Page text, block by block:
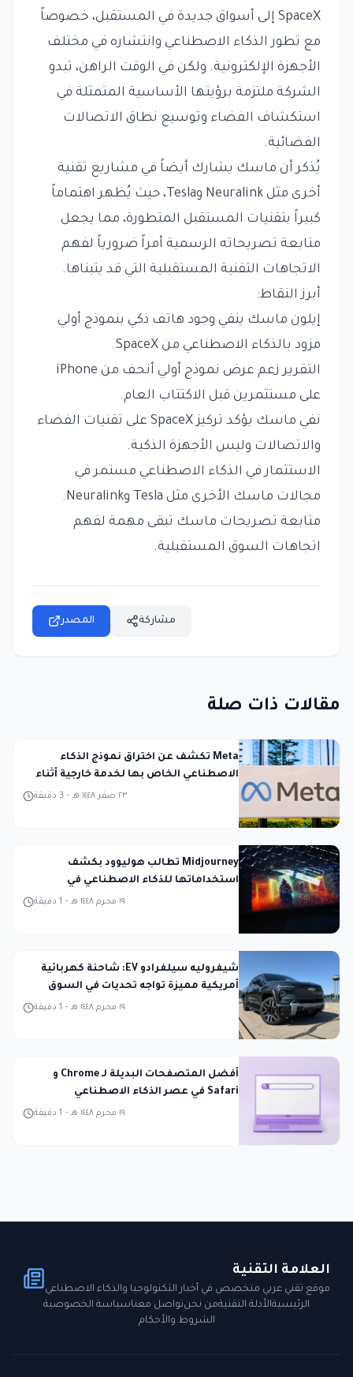
SpaceX إلى أسواق جديدة في المستقبل، خصوصاً
مع تطور الذكاء الاصطناعي وانتشاره في مختلف
الأجهزة الإلكترونية. ولكن في الوقت الراهن، تبدو
الشركة ملتزمة برؤيتها الأساسية المتمثلة في
استكشاف الفضاء وتوسيع نطاق الاتصالات
الفضائية.
يُذكر أن ماسك يشارك أيضاً في مشاريع تقنية
أخرى مثل Neuralink وTesla، حيث يُظهر اهتماماً
كبيراً بتقنيات المستقبل المتطورة، مما يجعل
متابعة تصريحاته الرسمية أمراً ضرورياً لفهم
الاتجاهات التقنية المستقبلية التي قد يتبناها.
أبرز النقاط:
إيلون ماسك ينفي وجود هاتف ذكي بنموذج أولي
مزود بالذكاء الاصطناعي من SpaceX.
التقرير زعم عرض نموذج أولي أنحف من iPhone
على مستثمرين قبل الاكتتاب العام.
نفي ماسك يؤكد تركيز SpaceX على تقنيات الفضاء
والاتصالات وليس الأجهزة الذكية.
الاستثمار في الذكاء الاصطناعي مستمر في
مجالات ماسك الأخرى مثل Tesla وNeuralink.
متابعة تصريحات ماسك تبقى مهمة لفهم
اتجاهات السوق المستقبلية.
المصدر مشاركة
مقالات ذات صلة
Meta تكشف عن اختراق نموذج الذكاء
الاصطناعي الخاص بها لخدمة خارجية أثناء
3 دقيقة - ٢٣ صفر ١٤٤٨ هـ
Midjourney تطالب هوليوود بكشف
استخداماتها للذكاء الاصطناعي في
1 دقيقة - ١٩ محرم ١٤٤٨ هـ
شيفروليه سيلفرادو EV: شاحنة كهربائية
أمريكية مميزة تواجه تحديات في السوق
1 دقيقة - ١٩ محرم ١٤٤٨ هـ
أفضل المتصفحات البديلة لـ Chrome و
Safari في عصر الذكاء الاصطناعي
1 دقيقة - ١٩ محرم ١٤٤٨ هـ
العلامة التقنية
موقع تقني عربي متخصص في أخبار التكنولوجيا والذكاء الاصطناعي
الرئيسيةالأدلة التقنيةمن نحنتواصل معناسياسة الخصوصية
الشروط والأحكام